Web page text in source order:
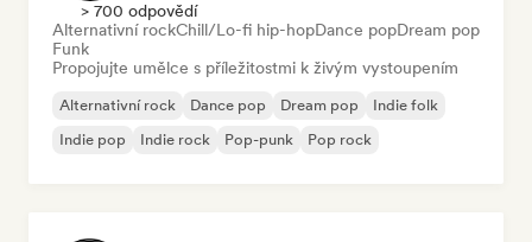
> 700 odpovědí
Alternativní rockChill/Lo-fi hip-hopDance popDream pop
Funk
Propojujte umělce s příležitostmi k živým vystoupením
Alternativní rock Dance pop Dream pop
Indie folk
Indie pop
Indie rock Pop-punk Pop rock